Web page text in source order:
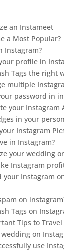
an Instameet
a Most Popular?
Instagram?
profile in
Tags the right
multiple
password in
your Instagram
in your
Instagram
in Instagram?
your wedding
Instagram
your Instagram
on
Tags on
Tips to
on
use